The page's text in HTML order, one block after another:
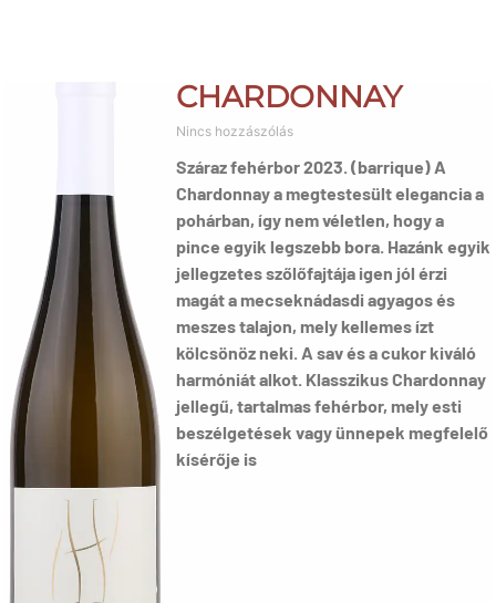
CHARDONNAY
Nincs hozzászólás
Száraz fehérbor 2023. (barrique) A
Chardonnay a megtestesült elegancia a
pohárban, így nem véletlen, hogy a
pince egyik legszebb bora. Hazánk egyik
jellegzetes szőlőfajtája igen jól érzi
magát a mecseknádasdi agyagos és
meszes talajon, mely kellemes ízt
kölcsönöz neki. A sav és a cukor kiváló
harmóniát alkot. Klasszikus Chardonnay
jellegű, tartalmas fehérbor, mely esti
beszélgetések vagy ünnepek megfelelő
kísérője is